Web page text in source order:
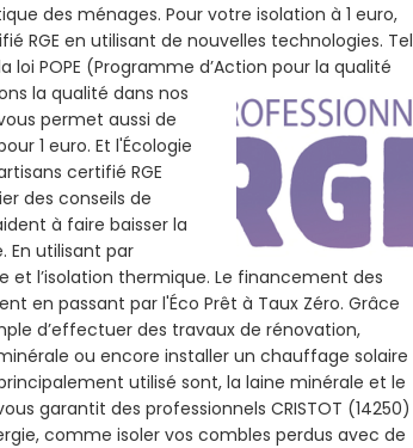
des ménages. Pour votre isolation à 1 euro,
RGE en utilisant de nouvelles technologies. Tel
POPE (Programme d’Action pour la qualité
la qualité dans nos
permet aussi de
1 euro. Et l'Écologie
certifié RGE
des conseils de
à faire baisser la
En utilisant par
et l’isolation thermique. Le financement des
en passant par l'Éco Prêt à Taux Zéro. Grâce
d’effectuer des travaux de rénovation,
ou encore installer un chauffage solaire
utilisé sont, la laine minérale et le
garantit des professionnels CRISTOT (14250)
comme isoler vos combles perdus avec de